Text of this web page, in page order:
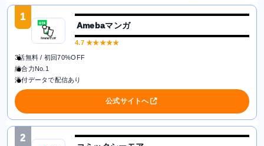
1
Amebaマンガ
4.7★★★★★
3話無料 / 初回70%OFF
総合力No.1
添付データで配信あり
公式サイトへ
2